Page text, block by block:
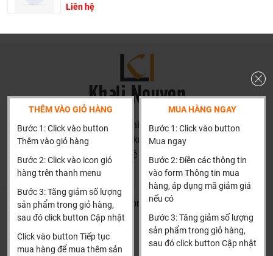
Liên hệ
THÊM VÀO GIỎ HÀNG
Bước 1: Click vào button
Thêm vào giỏ hàng
Bước 2: Click vào icon giỏ
hàng trên thanh menu
Bước 3: Tăng giảm số lượng
sản phẩm trong giỏ hàng,
sau đó click button Cập nhật
Click vào button Tiếp tục
mua hàng để mua thêm sản
MUA HÀNG NGAY
Bước 1: Click vào button
Mua ngay
Bước 2: Điền các thông tin
vào form Thông tin mua
hàng, áp dụng mã giảm giá
nếu có
Bước 3: Tăng giảm số lượng
sản phẩm trong giỏ hàng,
sau đó click button Cập nhật
HN: số 160 đường Văn Minh, Di Trạch, Hoài Đức, Hà Nội
(Cách đại học công nghiệp 1 km)
HCM và các tỉnh khác: Liên hệ hotline để được hướng dẫn
đặt hàng
Khalinguyen.vn@gmail.com
0904501766
Thông tin Thông tin thêm